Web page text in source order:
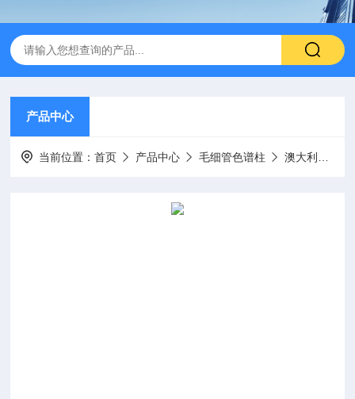
产品中心
当前位置：首页 产品中心 毛细管色谱柱 澳大利亚SGE